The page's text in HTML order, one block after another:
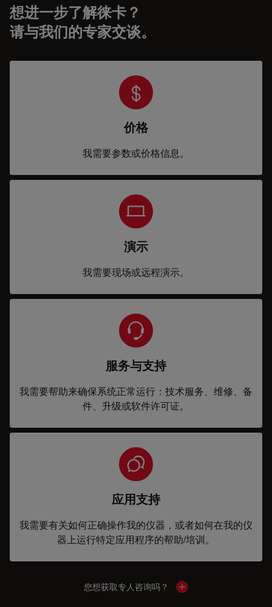
想进一步了解徕卡？
请与我们的专家交谈。
价格
我需要参数或价格信息。
演示
我需要现场或远程演示。
服务与支持
我需要帮助来确保系统正常运行：技术服务、维修、备
件、升级或软件许可证。
应用支持
我需要有关如何正确操作我的仪器，或者如何在我的仪
器上运行特定应用程序的帮助/培训。
您想获取专人咨询吗？ Show local contacts